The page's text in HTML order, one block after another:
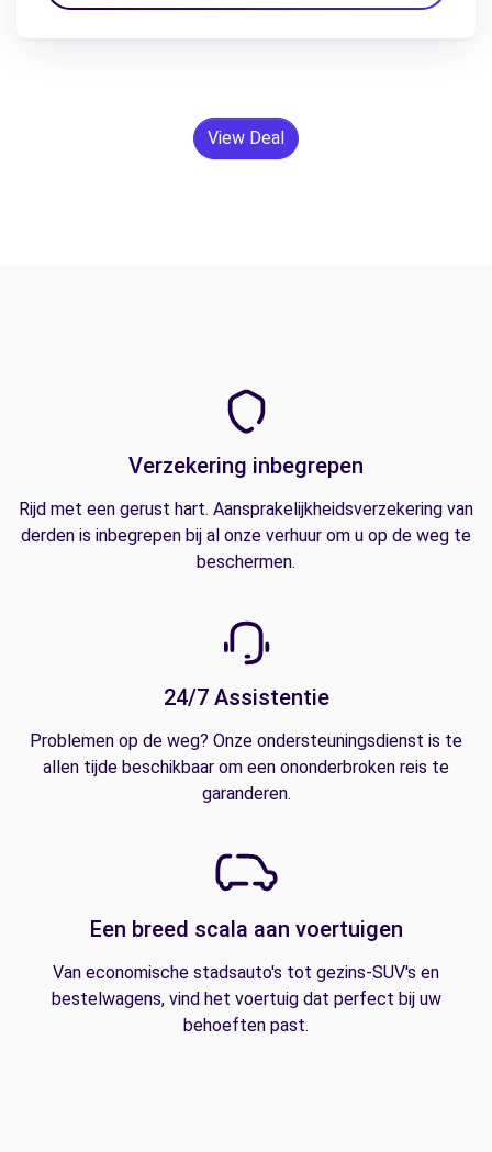
View Deal
Verzekering inbegrepen
Rijd met een gerust hart. Aansprakelijkheidsverzekering van
derden is inbegrepen bij al onze verhuur om u op de weg te
beschermen.
24/7 Assistentie
Problemen op de weg? Onze ondersteuningsdienst is te
allen tijde beschikbaar om een ononderbroken reis te
garanderen.
Een breed scala aan voertuigen
Van economische stadsauto's tot gezins-SUV's en
bestelwagens, vind het voertuig dat perfect bij uw
behoeften past.